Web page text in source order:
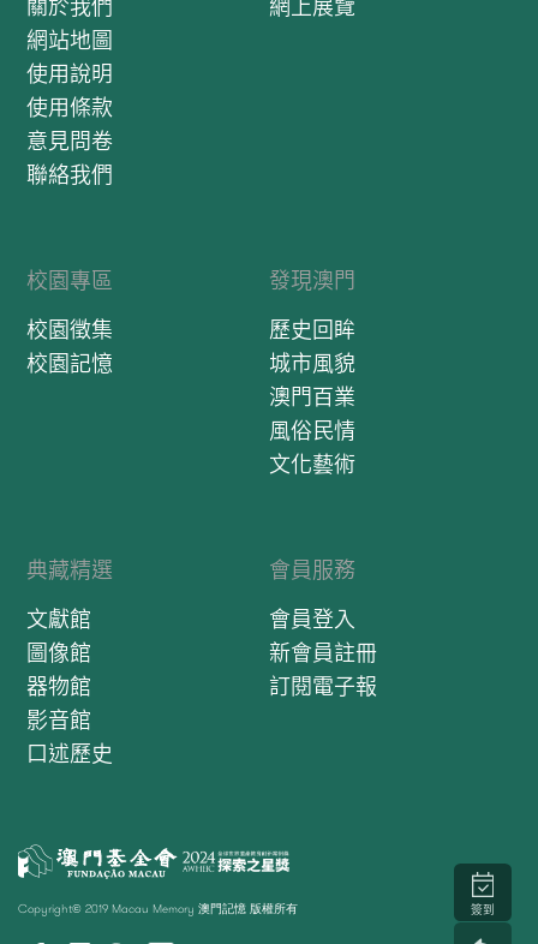
關於我們
網站地圖
使用說明
使用條款
意見問卷
聯絡我們
網上展覽
校園專區
校園徵集
校園記憶
發現澳門
歷史回眸
城市風貌
澳門百業
風俗民情
文化藝術
典藏精選
文獻館
圖像館
器物館
影音館
口述歷史
會員服務
會員登入
新會員註冊
訂閱電子報
Copyright© 2019 Macau Memory 澳門記憶 版權所有 簽到